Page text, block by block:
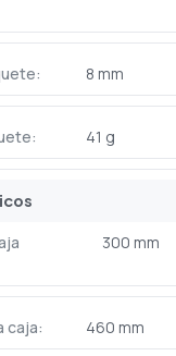
8 mm
41 g
300 mm
caja: 460 mm